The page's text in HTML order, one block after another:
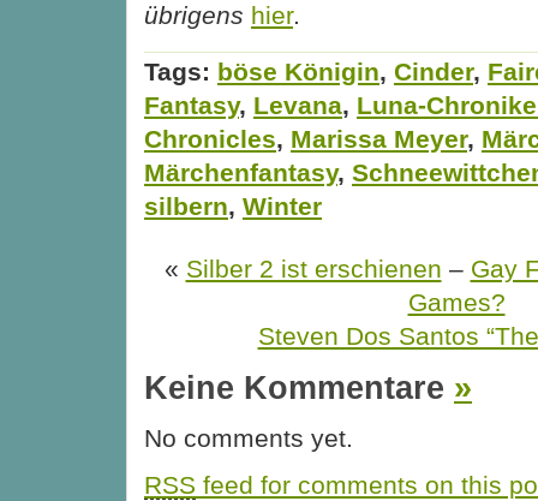
übrigens hier.
Tags: böse Königin, Cinder,
Fantasy, Levana, Luna-
Chronicles, Marissa Meyer,
Märchenfantasy,
silbern, Winter
« Silber 2 ist erschienen – Gay
Games?
Steven Dos Santos
Keine Kommentare »
No comments yet.
RSS feed for comments on this